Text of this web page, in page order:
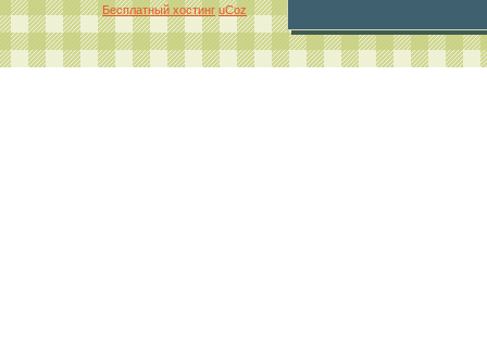
Бесплатный хостинг uCoz